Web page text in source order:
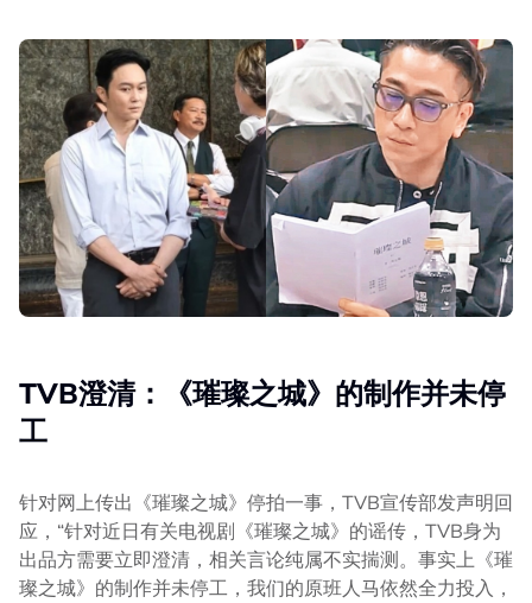
TVB澄清：《璀璨之城》的制作并未停
工
针对网上传出《璀璨之城》停拍一事，TVB宣传部发声明回
应，“针对近日有关电视剧《璀璨之城》的谣传，TVB身为
出品方需要立即澄清，相关言论纯属不实揣测。事实上《璀
璨之城》的制作并未停工，我们的原班人马依然全力投入，